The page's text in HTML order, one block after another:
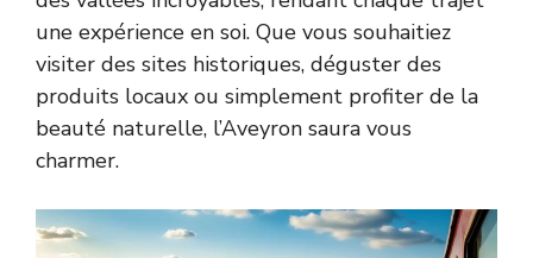
une expérience en soi. Que vous souhaitiez
visiter des sites historiques, déguster des
produits locaux ou simplement profiter de la
beauté naturelle, l’Aveyron saura vous
charmer.